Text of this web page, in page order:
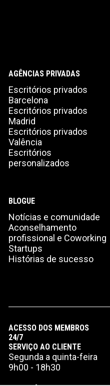
AGÊNCIAS PRIVADAS
Escritórios privados
Barcelona
Escritórios privados
Madrid
Escritórios privados
Valência
Escritórios
personalizados
BLOGUE
Notícias e comunidade
Aconselhamento
profissional e Coworking
Startups
Histórias de sucesso
ACESSO DOS MEMBROS
24/7
SERVIÇO AO CLIENTE
Segunda a quinta-feira
9h00 - 18h30